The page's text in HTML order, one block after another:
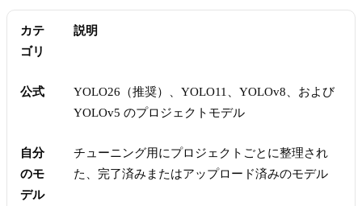
カテ
ゴリ
説明
公式
YOLO26（推奨）、YOLO11、YOLOv8、および
YOLOv5 のプロジェクトモデル
自分
のモ
デル
チューニング用にプロジェクトごとに整理され
た、完了済みまたはアップロード済みのモデル